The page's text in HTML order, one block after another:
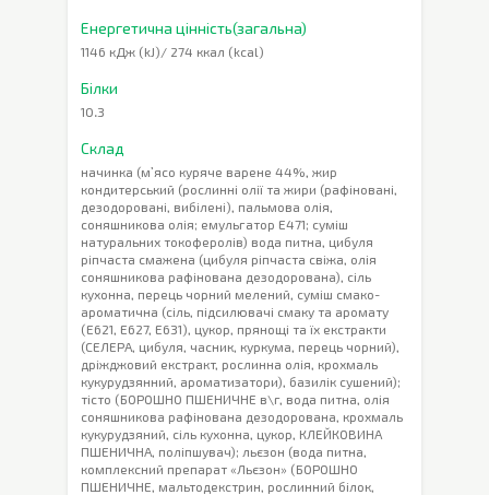
Енергетична цінність(загальна)
1146 кДж (kJ)/ 274 ккал (kcal)
Білки
10.3
Склад
начинка (м’ясо куряче варене 44%, жир
кондитерський (рослинні олії та жири (рафіновані,
дезодоровані, вибілені), пальмова олія,
соняшникова олія; емульгатор Е471; суміш
натуральних токоферолів) вода питна, цибуля
ріпчаста смажена (цибуля ріпчаста свіжа, олія
соняшникова рафінована дезодорована), сіль
кухонна, перець чорний мелений, суміш смако-
ароматична (сіль, підсилювачі смаку та аромату
(Е621, Е627, Е631), цукор, прянощі та їх екстракти
(СЕЛЕРА, цибуля, часник, куркума, перець чорний),
дріжджовий екстракт, рослинна олія, крохмаль
кукурудзянний, ароматизатори), базилік сушений);
тісто (БОРОШНО ПШЕНИЧНЕ в\г, вода питна, олія
соняшникова рафінована дезодорована, крохмаль
кукурудзяний, сіль кухонна, цукор, КЛЕЙКОВИНА
ПШЕНИЧНА, поліпшувач); льєзон (вода питна,
комплексний препарат «Льєзон» (БОРОШНО
ПШЕНИЧНЕ, мальтодекстрин, рослинний білок,